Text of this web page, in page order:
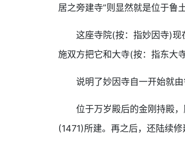
居之旁建寺”则显然就是位于鲁
这座寺院(按：指妙因寺)现
施双方把它和大寺(按：指东大
说明了妙因寺自一开始就由
位于万岁殿后的金刚持殿
(1471)所建。再之后，还陆续